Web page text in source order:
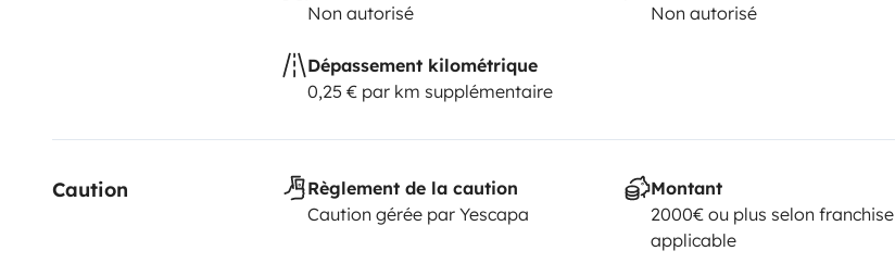
Non autorisé
Non autorisé
Dépassement kilométrique
0,25 € par km supplémentaire
Caution
Règlement de la caution
Caution gérée par Yescapa
Montant
2000€ ou plus selon franchise
applicable